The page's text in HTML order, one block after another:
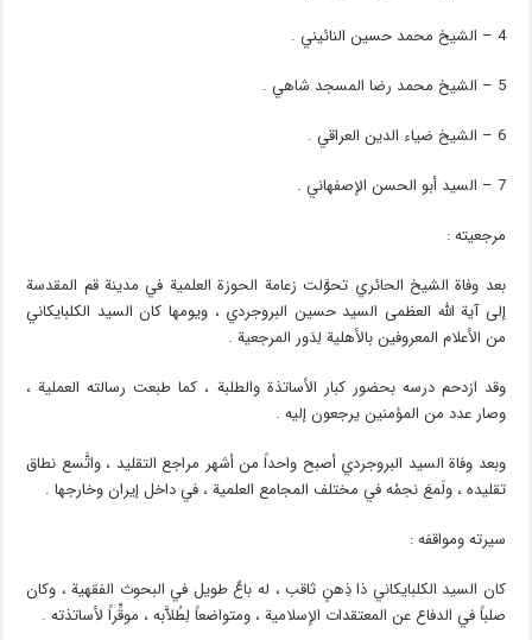
4 – الشيخ محمد حسين النائيني .
5 – الشيخ محمد رضا المسجد شاهي .
6 – الشيخ ضياء الدين العراقي .
7 – السيد أبو الحسن الإصفهاني .
مرجعيته :
بعد وفاة الشيخ الحائري تحوَّلت زعامة الحوزة العلمية في مدينة قم المقدسة
إلى آية الله العظمى السيد حسين البروجردي ، ويومها كان السيد الكلبايكاني
من الأعلام المعروفين بالأهلية لِدَور المرجعية .
وقد ازدحم درسه بحضور كبار الأساتذة والطلبة ، كما طبعت رسالته العملية ،
وصار عدد من المؤمنين يرجعون إليه .
وبعد وفاة السيد البروجردي أصبح واحداً من أشهر مراجع التقليد ، واتَّسع نطاق
تقليده ، ولَمعَ نجمُه في مختلف المجامع العلمية ، في داخل إيران وخارجها .
سيرته ومواقفه :
كان السيد الكلبايكاني ذا ذِهنٍ ثاقب ، له باعٌ طويل في البحوث الفقهية ، وكان
صلباً في الدفاع عن المعتقدات الإسلامية ، ومتواضعاً لِطُلاَّبه ، موقِّراً لأساتذته .